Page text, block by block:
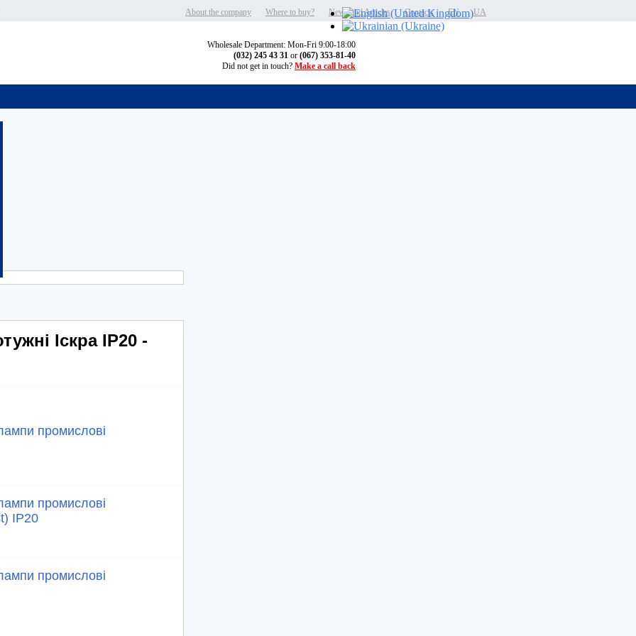
UA
EN
Contacts
News and Articles
Where to buy?
About the company
Wholesale Department: Mon-Fri 9:00-18:00
(032) 245 43 31 or (067) 353-81-40
Did not get in touch? Make a call back
Іскра ІР20 -
промислові
лампи промислові
IP20
промислові